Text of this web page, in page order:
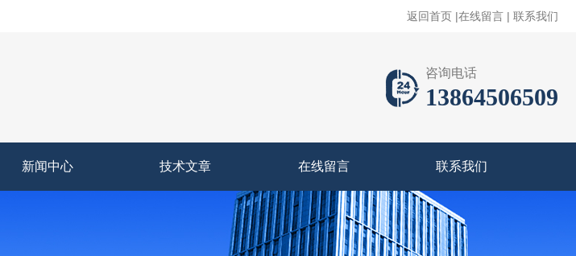
返回首页 |在线留言 | 联系我们
咨询电话
13864506509
新闻中心 技术文章 在线留言 联系我们